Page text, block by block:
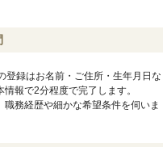
登録はお名前・ご住所・生年月日な
情報で2分程度で完了します。
職務経歴や細かな希望条件を伺いま